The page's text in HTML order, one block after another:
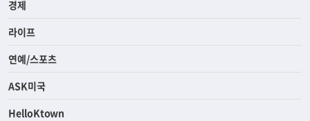
사회
경제
라이프
연예/스포츠